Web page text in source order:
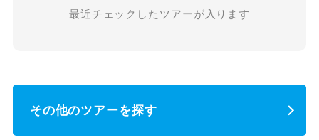
最近チェックしたツアーが入ります
その他のツアーを探す